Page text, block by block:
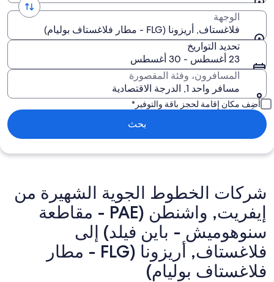
الوجهة
فلاغستاف, أريزونا (FLG - مطار فلاغستاف بوليام)
تحديد التواريخ
23 أغسطس - 30 أغسطس
المسافرون، وفئة المقصورة
مسافر واحد 1, الدرجة الاقتصادية
أضِف مكان إقامة لحجز باقة والتوفير*
بحث
شركات الخطوط الجوية الشهيرة من
إيفريت, واشنطن (PAE - مقاطعة
سنوهوميش - باين فيلد) إلى
فلاغستاف, أريزونا (FLG - مطار
فلاغستاف بوليام)